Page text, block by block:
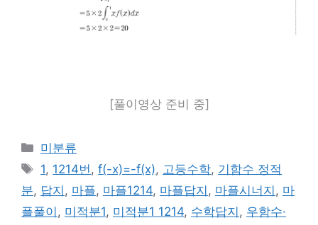
[풀이영상 준비 중]
카
테
리
미분류
태
그
1, 1214번,f(-x)=-f(x), 고등수학, 기함수 정적
분, 답지 , 마플, 마플1214, 마플답지 , 마플시너지 , 마
플풀이 , 미적분1, 미적분1 1214, 수학답지 , 우함수·